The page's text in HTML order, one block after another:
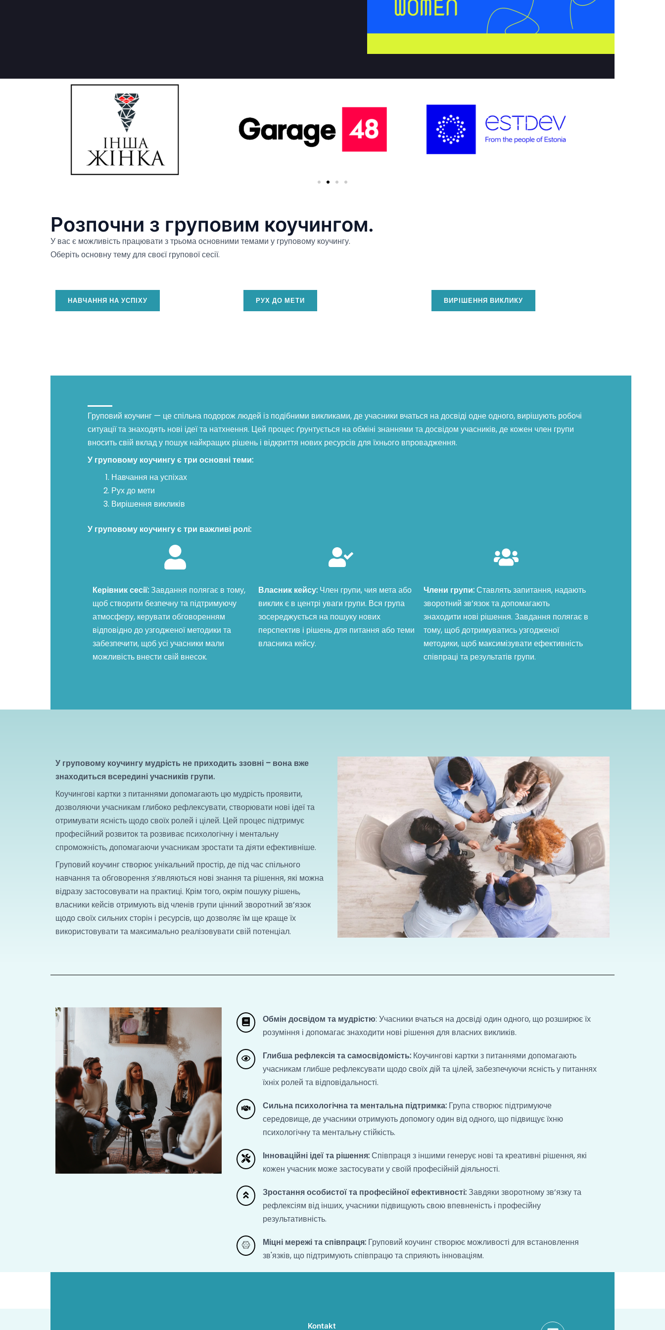
Розпочни з груповим коучингом.
У вас є можливість працювати з трьома основними темами у груповому коучингу.
Оберіть основну тему для своєї групової сесії.
НАВЧАННЯ НА УСПІХУ РУХ ДО МЕТИ ВИРІШЕННЯ ВИКЛИКУ
Груповий коучинг — це спільна подорож людей із подібними викликами, де учасники вчаться на досвіді одне одного, вирішують робочі
ситуації та знаходять нові ідеї та натхнення. Цей процес ґрунтується на обміні знаннями та досвідом учасників, де кожен член групи
вносить свій вклад у пошук найкращих рішень і відкриття нових ресурсів для їхнього впровадження.
У груповому коучингу є три основні теми:
Навчання на успіхах
Рух до мети
Вирішення викликів
У груповому коучингу є три важливі ролі:
Керівник сесії:Завдання полягає в тому,
щоб створити безпечну та підтримуючу
атмосферу, керувати обговоренням
відповідно до узгодженої методики та
забезпечити, щоб усі учасники мали
можливість внести свій внесок.
Власник кейсу:Член групи, чия мета або
виклик є в центрі уваги групи. Вся група
зосереджується на пошуку нових
перспектив і рішень для питання або теми
власника кейсу.
Члени групи:Ставлять запитання, надають
зворотний зв’язок та допомагають
знаходити нові рішення. Завдання полягає в
тому, щоб дотримуватись узгодженої
методики, щоб максимізувати ефективність
співпраці та результатів групи.
У груповому коучингу мудрість не приходить ззовні – вона вже
знаходиться всередині учасників групи.
Коучингові картки з питаннями допомагають цю мудрість проявити,
дозволяючи учасникам глибоко рефлексувати, створювати нові ідеї та
отримувати ясність щодо своїх ролей і цілей. Цей процес підтримує
професійний розвиток та розвиває психологічну і ментальну
спроможність, допомагаючи учасникам зростати та діяти ефективніше.
Груповий коучинг створює унікальний простір, де під час спільного
навчання та обговорення з’являються нові знання та рішення, які можна
відразу застосовувати на практиці. Крім того, окрім пошуку рішень,
власники кейсів отримують від членів групи цінний зворотний зв’язок
щодо своїх сильних сторін і ресурсів, що дозволяє їм ще краще їх
використовувати та максимально реалізовувати свій потенціал.
Обмін досвідом та мудрістю: Учасники вчаться на досвіді один одного, що розширює їх
розуміння і допомагає знаходити нові рішення для власних викликів.
Глибша рефлексія та самосвідомість: Коучингові картки з питаннями допомагають
учасникам глибше рефлексувати щодо своїх дій та цілей, забезпечуючи ясність у питаннях
їхніх ролей та відповідальності.
Сильна психологічна та ментальна підтримка: Група створює підтримуюче
середовище, де учасники отримують допомогу один від одного, що підвищує їхню
психологічну та ментальну стійкість.
Інноваційні ідеї та рішення:Співпраця з іншими генерує нові та креативні рішення, які
кожен учасник може застосувати у своїй професійній діяльності.
Зростання особистої та професійної ефективності:Завдяки зворотному зв’язку та
рефлексіям від інших, учасники підвищують свою впевненість і професійну
результативність.
Міцні мережі та співпраця: Груповий коучинг створює можливості для встановлення
зв'язків, що підтримують співпрацю та сприяють інноваціям.
Kontakt